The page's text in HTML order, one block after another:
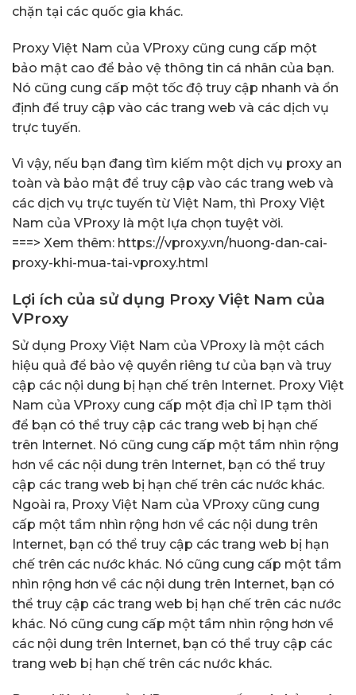
chặn tại các quốc gia khác.
Proxy Việt Nam của VProxy cũng cung cấp một
bảo mật cao để bảo vệ thông tin cá nhân của bạn.
Nó cũng cung cấp một tốc độ truy cập nhanh và ổn
định để truy cập vào các trang web và các dịch vụ
trực tuyến.
Vì vậy, nếu bạn đang tìm kiếm một dịch vụ proxy an
toàn và bảo mật để truy cập vào các trang web và
các dịch vụ trực tuyến từ Việt Nam, thì Proxy Việt
Nam của VProxy là một lựa chọn tuyệt vời.
===> Xem thêm: https://vproxy.vn/huong-dan-cai-
proxy-khi-mua-tai-vproxy.html
Lợi ích của sử dụng Proxy Việt Nam của
VProxy
Sử dụng Proxy Việt Nam của VProxy là một cách
hiệu quả để bảo vệ quyền riêng tư của bạn và truy
cập các nội dung bị hạn chế trên Internet. Proxy Việt
Nam của VProxy cung cấp một địa chỉ IP tạm thời
để bạn có thể truy cập các trang web bị hạn chế
trên Internet. Nó cũng cung cấp một tầm nhìn rộng
hơn về các nội dung trên Internet, bạn có thể truy
cập các trang web bị hạn chế trên các nước khác.
Ngoài ra, Proxy Việt Nam của VProxy cũng cung
cấp một tầm nhìn rộng hơn về các nội dung trên
Internet, bạn có thể truy cập các trang web bị hạn
chế trên các nước khác. Nó cũng cung cấp một tầm
nhìn rộng hơn về các nội dung trên Internet, bạn có
thể truy cập các trang web bị hạn chế trên các nước
khác. Nó cũng cung cấp một tầm nhìn rộng hơn về
các nội dung trên Internet, bạn có thể truy cập các
trang web bị hạn chế trên các nước khác.